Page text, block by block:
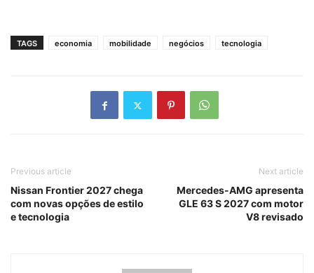
TAGS economia mobilidade negócios tecnologia
Previous article
Nissan Frontier 2027 chega
com novas opções de estilo
e tecnologia
Next article
Mercedes-AMG apresenta
GLE 63 S 2027 com motor
V8 revisado